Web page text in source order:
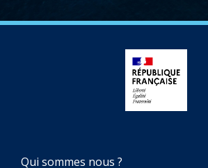
NAVIGATION
Qui sommes nous ?